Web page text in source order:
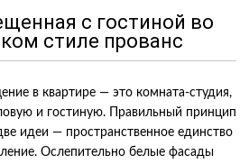
с гостиной во
стиле прованс
в квартире — это комната-студия,
и гостиную. Правильный принцип
идеи — пространственное единство
Ослепительно белые фасады